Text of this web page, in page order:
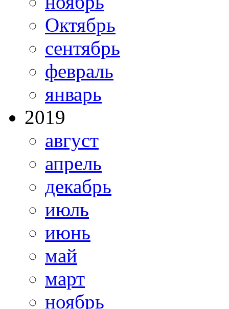
Октябрь
сентябрь
февраль
январь
2019
август
апрель
декабрь
июль
июнь
май
март
ноябрь